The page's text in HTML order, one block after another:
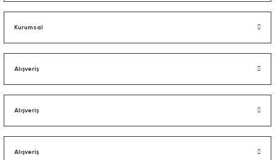
Kurumsal
Alışveriş
Alışveriş
Alışveriş